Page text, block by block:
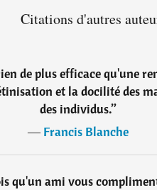
Citations d'autres
de plus efficace qu'une
et la docilité des
des individus.”
―Francis Blanche
qu'un ami vous